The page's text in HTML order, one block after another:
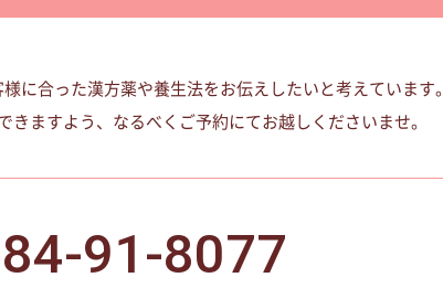
に合った漢方薬や養生法をお伝えしたいと考えています。
きますよう、なるべくご予約にてお越しくださいませ。
91-8077